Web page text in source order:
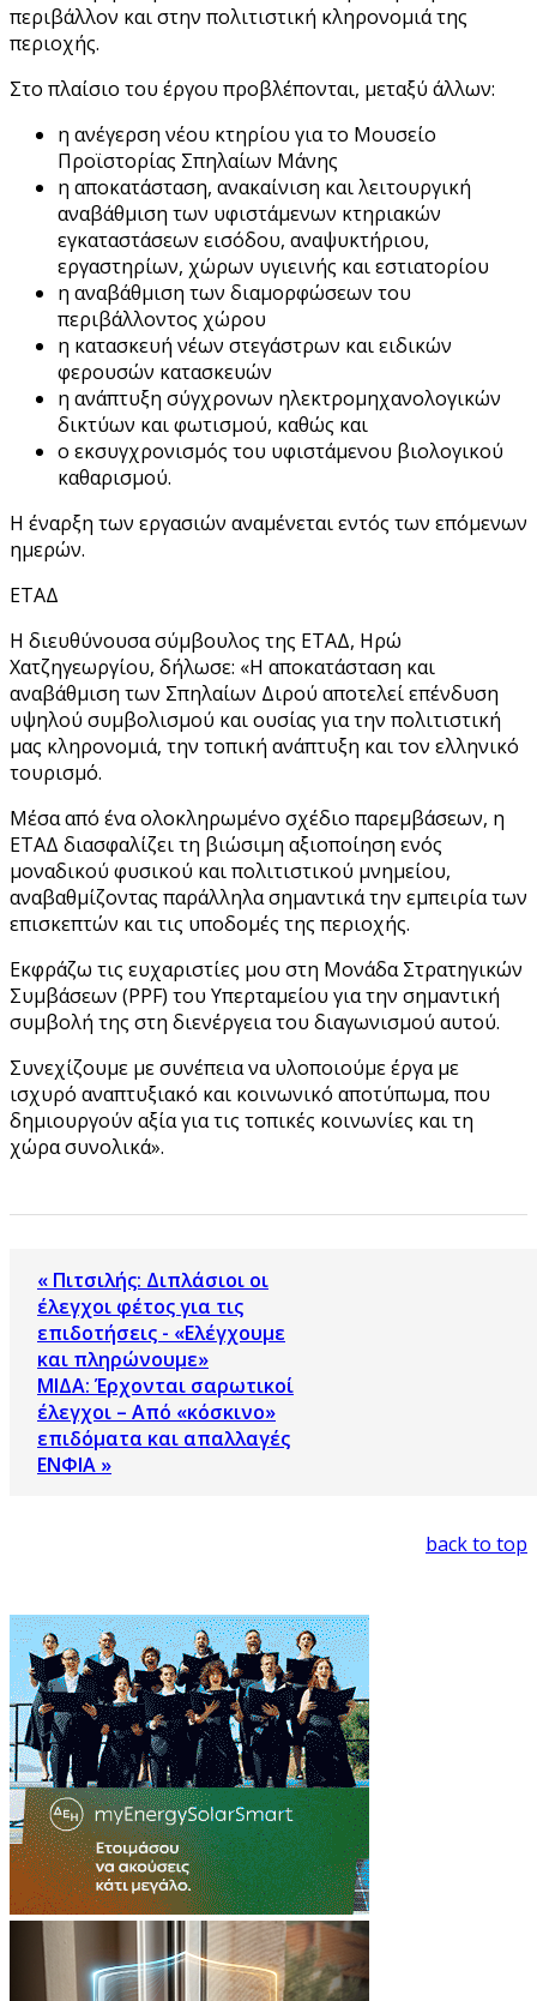
περιβάλλον και στην πολιτιστική κληρονομιά της
περιοχής.
Στο πλαίσιο του έργου προβλέπονται, μεταξύ άλλων:
η ανέγερση νέου κτηρίου για το Μουσείο
Προϊστορίας Σπηλαίων Μάνης
η αποκατάσταση, ανακαίνιση και λειτουργική
αναβάθμιση των υφιστάμενων κτηριακών
εγκαταστάσεων εισόδου, αναψυκτήριου,
εργαστηρίων, χώρων υγιεινής και εστιατορίου
η αναβάθμιση των διαμορφώσεων του
περιβάλλοντος χώρου
η κατασκευή νέων στεγάστρων και ειδικών
φερουσών κατασκευών
η ανάπτυξη σύγχρονων ηλεκτρομηχανολογικών
δικτύων και φωτισμού, καθώς και
ο εκσυγχρονισμός του υφιστάμενου βιολογικού
καθαρισμού.
Η έναρξη των εργασιών αναμένεται εντός των επόμενων
ημερών.
ΕΤΑΔ
Η διευθύνουσα σύμβουλος της ΕΤΑΔ, Ηρώ
Χατζηγεωργίου, δήλωσε: «Η αποκατάσταση και
αναβάθμιση των Σπηλαίων Διρού αποτελεί επένδυση
υψηλού συμβολισμού και ουσίας για την πολιτιστική
μας κληρονομιά, την τοπική ανάπτυξη και τον ελληνικό
τουρισμό.
Μέσα από ένα ολοκληρωμένο σχέδιο παρεμβάσεων, η
ΕΤΑΔ διασφαλίζει τη βιώσιμη αξιοποίηση ενός
μοναδικού φυσικού και πολιτιστικού μνημείου,
αναβαθμίζοντας παράλληλα σημαντικά την εμπειρία των
επισκεπτών και τις υποδομές της περιοχής.
Εκφράζω τις ευχαριστίες μου στη Μονάδα Στρατηγικών
Συμβάσεων (PPF) του Υπερταμείου για την σημαντική
συμβολή της στη διενέργεια του διαγωνισμού αυτού.
Συνεχίζουμε με συνέπεια να υλοποιούμε έργα με
ισχυρό αναπτυξιακό και κοινωνικό αποτύπωμα, που
δημιουργούν αξία για τις τοπικές κοινωνίες και τη
χώρα συνολικά».
« Πιτσιλής: Διπλάσιοι οι
έλεγχοι φέτος για τις
επιδοτήσεις - «Ελέγχουμε
και πληρώνουμε»
ΜΙΔΑ: Έρχονται σαρωτικοί
έλεγχοι – Από «κόσκινο»
επιδόματα και απαλλαγές
ΕΝΦΙΑ »
back to top